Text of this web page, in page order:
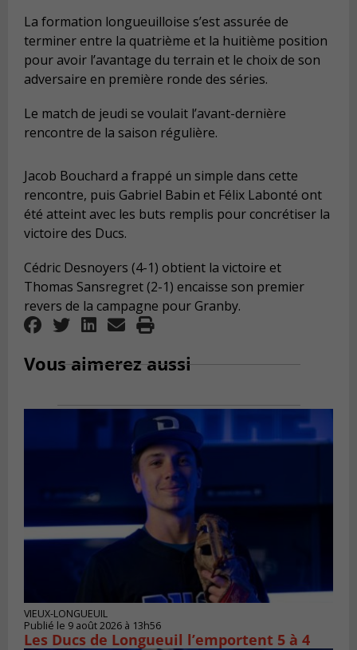
La formation longueuilloise s’est assurée de
terminer entre la quatrième et la huitième position
pour avoir l’avantage du terrain et le choix de son
adversaire en première ronde des séries.
Le match de jeudi se voulait l’avant-dernière
rencontre de la saison régulière.
Jacob Bouchard a frappé un simple dans cette
rencontre, puis Gabriel Babin et Félix Labonté ont
été atteint avec les buts remplis pour concrétiser la
victoire des Ducs.
Cédric Desnoyers (4-1) obtient la victoire et
Thomas Sansregret (2-1) encaisse son premier
revers de la campagne pour Granby.
Vous aimerez aussi
VIEUX-LONGUEUIL
Publié le 9 août 2026 à 13h56
Les Ducs de Longueuil l’emportent 5 à 4